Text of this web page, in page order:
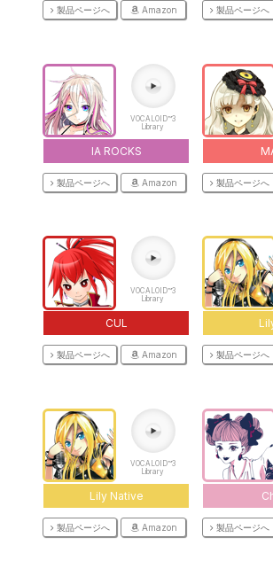
製品ページへ Amazon 製品ページへ
VOCALOID™3
Library
IA ROCKS
製品ページへ Amazon 製品ページへ
VOCALOID™3
Library
CUL
製品ページへ Amazon 製品ページへ
VOCALOID™3
Library
Lily Native
製品ページへ Amazon 製品ページへ